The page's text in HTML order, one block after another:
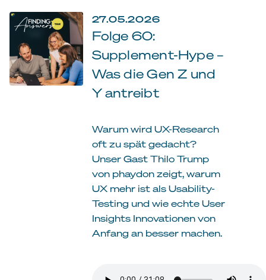
27.05.2026
Folge 60:
Supplement-Hype –
Was die Gen Z und
Y antreibt
Warum wird UX-Research
oft zu spät gedacht?
Unser Gast Thilo Trump
von phaydon zeigt, warum
UX mehr ist als Usability-
Testing und wie echte User
Insights Innovationen von
Anfang an besser machen.